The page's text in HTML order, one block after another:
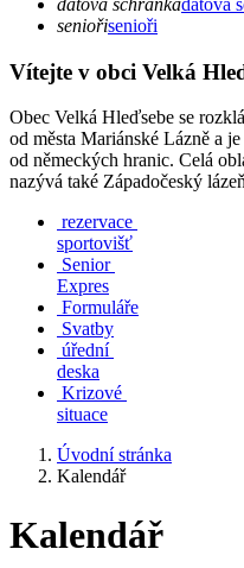
datová schránkadatová
seniořisenioři
Vítejte v obci Velká
Obec Velká Hleďsebe se
od města Mariánské Lázně a
od německých hranic. Celá
nazývá také Západočeský
rezervace
sportovišť
Senior
Expres
Formuláře
Svatby
úřední
deska
Krizové
situace
Úvodní stránka
Kalendář
Kalendář